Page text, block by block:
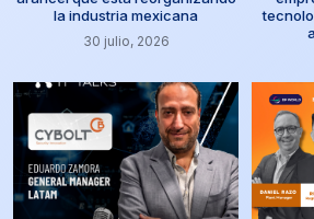
la industria mexicana
30 julio, 2026